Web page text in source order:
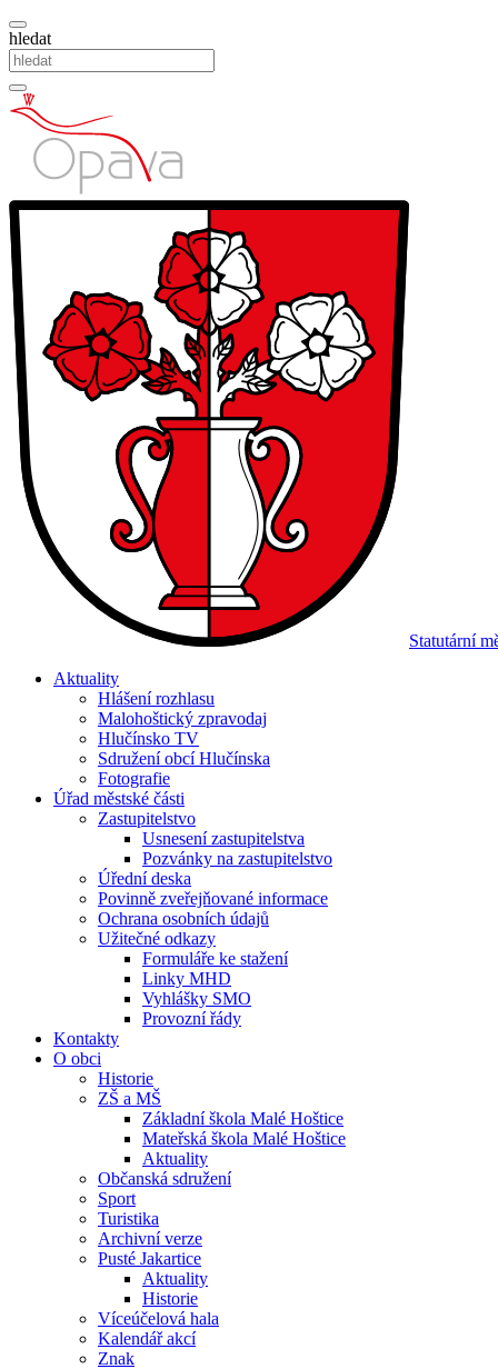
hledat
Statutární
Aktuality
Hlášení rozhlasu
Malohoštický zpravodaj
Hlučínsko TV
Sdružení obcí Hlučínska
Fotografie
Úřad městské části
Zastupitelstvo
Usnesení zastupitelstva
Pozvánky na zastupitelstvo
Úřední deska
Povinně zveřejňované informace
Ochrana osobních údajů
Užitečné odkazy
Formuláře ke stažení
Linky MHD
Vyhlášky SMO
Provozní řády
Kontakty
O obci
Historie
ZŠ a MŠ
Základní škola Malé Hoštice
Mateřská škola Malé Hoštice
Aktuality
Občanská sdružení
Sport
Turistika
Archivní verze
Pusté Jakartice
Aktuality
Historie
Víceúčelová hala
Kalendář akcí
Znak